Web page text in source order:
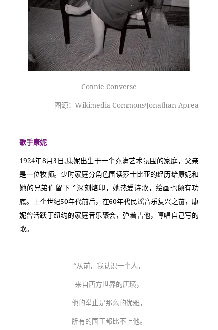
Connie Converse
图源：Wikimedia Commons/Jonathan Aprea
歌手康妮
1924年8月3日,康妮出生于一个充满艺术氛围的家庭，父亲
是一位牧师。少时家庭分角色围读莎士比亚的经历给康妮和
她的兄弟们留下了深刻烙印，她热爱诗歌，绘画也颇有功
底。上个世纪50年代前后，在60年代民谣音乐复兴之前，康
妮曾活跃于纽约的家庭音乐聚会，弹着吉他，哼唱自己写的
歌。
“从前，我认识一个人，
来自西方世界的唐璜，
他的举止是那么的优雅，
所有的国王都比不上他。